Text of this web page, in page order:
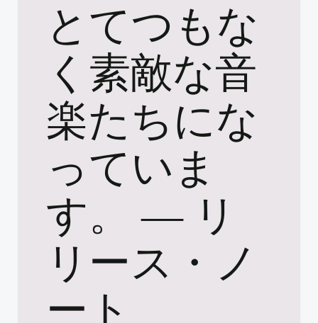
とてつもな
く素敵な音
楽たちにな
っていま
す。 ― リ
リース・ノ
ート